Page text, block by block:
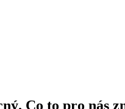
Co to pro nás